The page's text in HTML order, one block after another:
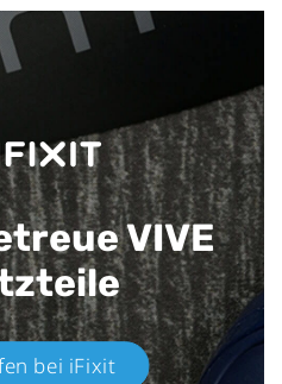
VIVE
bei iFixit​